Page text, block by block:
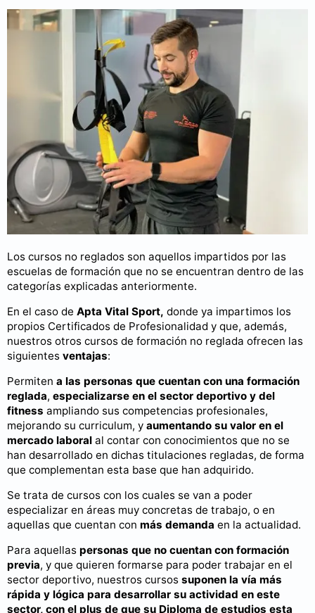
Los cursos no reglados son aquellos impartidos por las
escuelas de formación que no se encuentran dentro de las
categorías explicadas anteriormente.
En el caso de Apta Vital Sport, donde ya impartimos los
propios Certificados de Profesionalidad y que, además,
nuestros otros cursos de formación no reglada ofrecen las
siguientes ventajas:
Permiten a las personas que cuentan con una formación
reglada, especializarse en el sector deportivo y del
fitness ampliando sus competencias profesionales,
mejorando su curriculum, y aumentando su valor en el
mercado laboral al contar con conocimientos que no se
han desarrollado en dichas titulaciones regladas, de forma
que complementan esta base que han adquirido.
Se trata de cursos con los cuales se van a poder
especializar en áreas muy concretas de trabajo, o en
aquellas que cuentan con más demanda en la actualidad.
Para aquellas personas que no cuentan con formación
previa, y que quieren formarse para poder trabajar en el
sector deportivo, nuestros cursos suponen la vía más
rápida y lógica para desarrollar su actividad en este
sector, con el plus de que su Diploma de estudios esta